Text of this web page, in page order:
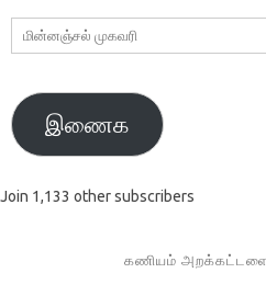
மின்னஞ்சல்
முகவரி
இணைக
Join 1,133 other subscribers
கணியம்